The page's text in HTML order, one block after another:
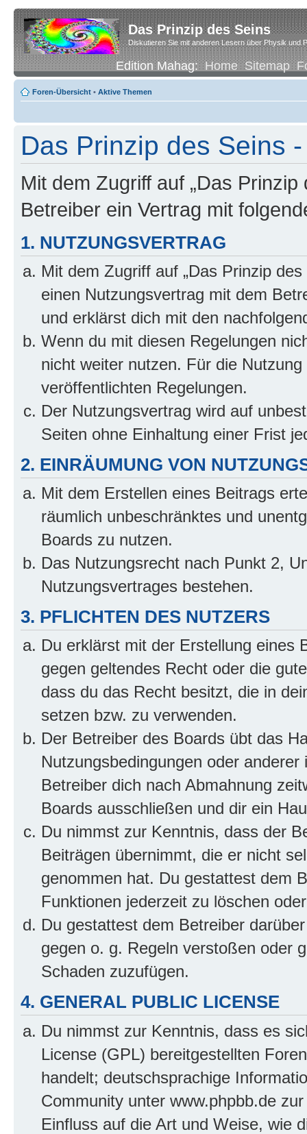
Das Prinzip des Seins
Diskutieren Sie mit anderen Lesern über Physik und
Edition Mahag:Home Sitemap
Foren-Übersicht • Aktive Themen
Das Prinzip des Seins
Mit dem Zugriff auf „Das
Betreiber ein Vertrag mit
1. NUTZUNGSVERTRAG
Mit dem Zugriff auf „Das Prinzip
einen Nutzungsvertrag mit dem
und erklärst dich mit den
Wenn du mit diesen Regelungen
nicht weiter nutzen. Für die
veröffentlichten Regelungen.
Der Nutzungsvertrag wird auf
Seiten ohne Einhaltung einer Frist
2. EINRÄUMUNG VON
Mit dem Erstellen eines Beitrags
räumlich unbeschränktes und
Boards zu nutzen.
Das Nutzungsrecht nach Punkt 2,
Nutzungsvertrages bestehen.
3. PFLICHTEN DES NUTZERS
Du erklärst mit der Erstellung eines
gegen geltendes Recht oder die
dass du das Recht besitzt, die in
setzen bzw. zu verwenden.
Der Betreiber des Boards übt das
Nutzungsbedingungen oder
Betreiber dich nach Abmahnung
Boards ausschließen und dir ein
Du nimmst zur Kenntnis, dass der
Beiträgen übernimmt, die er nicht
genommen hat. Du gestattest dem
Funktionen jederzeit zu löschen
Du gestattest dem Betreiber
gegen o. g. Regeln verstoßen oder
Schaden zuzufügen.
4. GENERAL PUBLIC LICENSE
Du nimmst zur Kenntnis, dass es
License (GPL) bereitgestellten
handelt; deutschsprachige
Community unter www.phpbb.de
Einfluss auf die Art und Weise, wie